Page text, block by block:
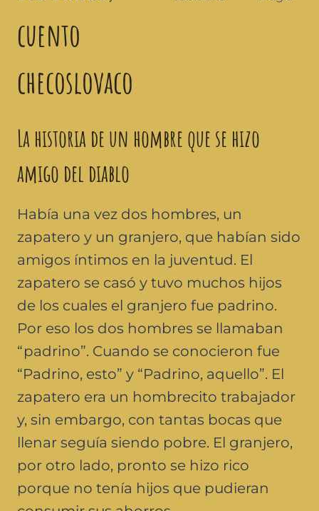
cuento
checoslovaco
La historia de un hombre que se hizo
amigo del diablo
Había una vez dos hombres, un
zapatero y un granjero, que habían sido
amigos íntimos en la juventud. El
zapatero se casó y tuvo muchos hijos
de los cuales el granjero fue padrino.
Por eso los dos hombres se llamaban
“padrino”. Cuando se conocieron fue
“Padrino, esto” y “Padrino, aquello”. El
zapatero era un hombrecito trabajador
y, sin embargo, con tantas bocas que
llenar seguía siendo pobre. El granjero,
por otro lado, pronto se hizo rico
porque no tenía hijos que pudieran